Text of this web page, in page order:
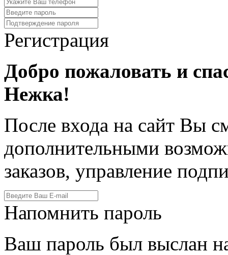
Регистрация
Добро пожаловать и
Нежка!
После входа на сайт Вы
дополнительными
заказов, управление
Напомнить пароль
Ваш пароль был выслан